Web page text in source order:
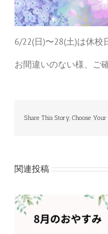
6/22(日)〜28(土)は休校
お間違いのない様、ご
Share This Story, Choose Your
関連投稿